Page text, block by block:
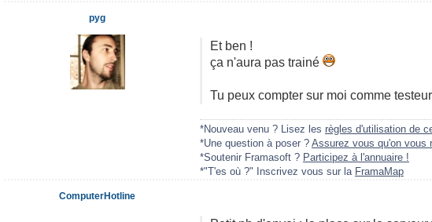
Et ben !
ça n'aura pas trainé
Tu peux compter sur moi comme testeur
*Nouveau venu ? Lisez les règles d'utilisation de
*Une question à poser ? Assurez vous qu'on vous
*Soutenir Framasoft ? Participez à l'annuaire !
*"T'es où ?" Inscrivez vous sur la FramaMap
pyg
ComputerHotline